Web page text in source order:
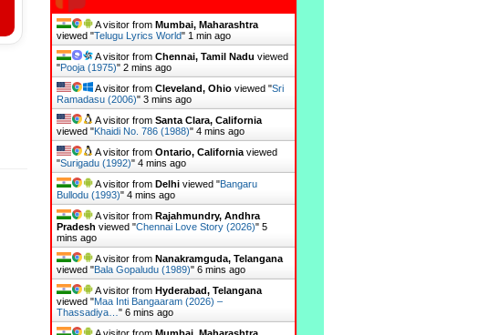
A visitor from Mumbai, Maharashtra
viewed "Telugu Lyrics World" 1 min ago
A visitor from Chennai, Tamil Nadu viewed
"Pooja (1975)" 2 mins ago
A visitor from Cleveland, Ohioviewed "Sri
Ramadasu (2006)" 3 mins ago
A visitor from Santa Clara, California
viewed "Khaidi No. 786 (1988)" 4 mins ago
A visitor from Ontario, Californiaviewed
"Surigadu (1992)" 4 mins ago
A visitor from Delhiviewed "Bangaru
Bullodu (1993)" 4 mins ago
A visitor from Rajahmundry, Andhra
Pradesh viewed "Chennai Love Story (2026)" 5
mins ago
A visitor from Nanakramguda, Telangana
viewed "Bala Gopaludu (1989)" 6 mins ago
A visitor from Hyderabad, Telangana
viewed "Maa Inti Bangaaram (2026) –
Thassadiya… " 6 mins ago